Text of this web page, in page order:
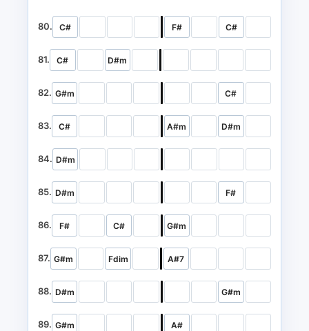
80. C# F# C#
81. C# D#m
82. G#m C#
83. C# A#m D#m
84. D#m
85. D#m F#
86. F# C# G#m
87. G#m Fdim A#7
88. D#m G#m
89. G#m A#